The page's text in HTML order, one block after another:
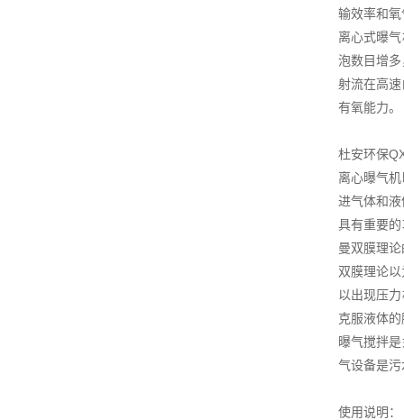
输效率和氧
离心式曝
泡数目增
射流在高
有氧能力。
杜安环保
离心曝气
进气体和
具有重要
曼双膜理
双膜理论
以出现压
克服液体
曝气搅拌
气设备是
使用说明：